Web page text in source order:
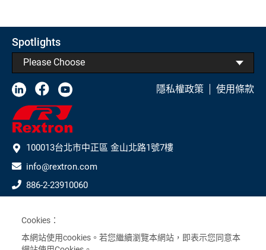
Spotlights
Please Choose
隱私權政策 使用條款
100013台北市中正區 金山北路1號7樓
info@rextron.com
886-2-23910060
Subscribe to Our Newsletter
Cookies：
本網站使用cookies。若您繼續瀏覽本網站，即表示您同意本